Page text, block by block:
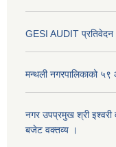
GESI AUDIT
मन्थली नगरपालिकाको ५९
नगर उपप्रमुख श्री
बजेट वक्तव्य ।